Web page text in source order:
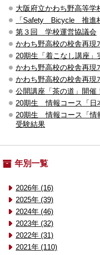
大阪府立かわち野高等
「Safety Bicycle 推進
第３回 学校運営協議会
かわち野高校の校舎再現
20期生「着こなし講座」
かわち野高校の校舎再現
かわち野高校の校舎再現
公開講座「茶の道」開催
20期生 情報コース「日
20期生 情報コース「情
受験結果
年別一覧
2026年 (16)
2025年 (39)
2024年 (46)
2023年 (32)
2022年 (31)
2021年 (110)